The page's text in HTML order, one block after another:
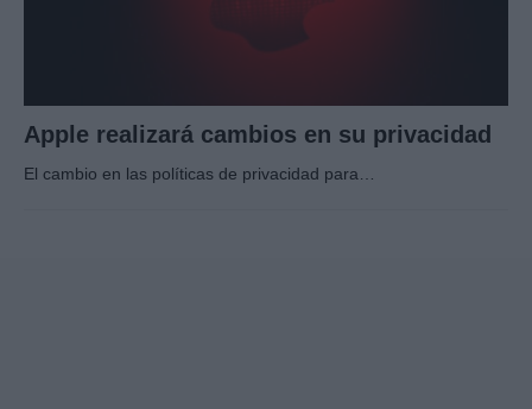
Apple realizará cambios en su privacidad
El cambio en las políticas de privacidad para…